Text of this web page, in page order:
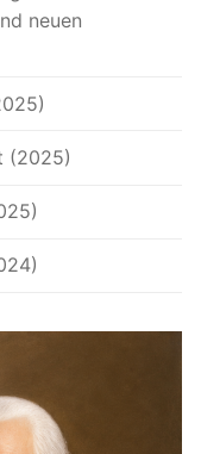
neuen
(2025)